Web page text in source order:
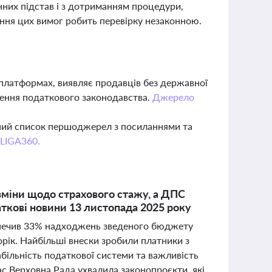
підстав і з дотриманням процедури,
цих вимог робить перевірку незаконною.
виявляє продавців без державної
податкового законодавства. Джерело
список першоджерел з посиланнями та
щодо страхового стажу, а ДПС
новини 13 листопада 2025 року
33% надходжень зведеного бюджету
Найбільші внески зробили платники з
податкової системи та важливість
Верховна Рада ухвалила законопроєкти, які